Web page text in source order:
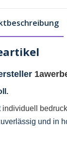
individuell
und in